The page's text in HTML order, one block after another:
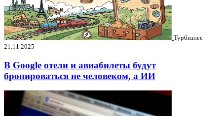
Турбизнес
21.11.2025
В Google отели и авиабилеты будут
бронироваться не человеком, а ИИ